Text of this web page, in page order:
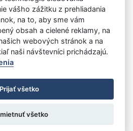
vecí a rodiny Námestovo
práva vyhradené
Zmluvy do 31.12.2010
vášho zážitku z prehliadania
na to, aby sme vám
obsah a cielené reklamy, na
webových stránok a na
naši návštevníci prichádzajú.
Prijať všetko
všetko